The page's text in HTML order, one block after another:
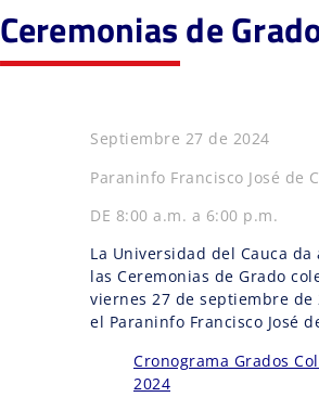
Ceremonias de
Septiembre 27 de 2024
Paraninfo Francisco José de
DE 8:00 a.m. a 6:00 p.m.
La Universidad del Cauca
las Ceremonias de Grado
viernes 27 de septiembre
el Paraninfo Francisco José
Cronograma Grados
2024